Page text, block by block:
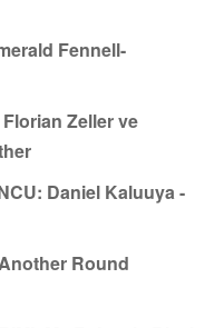
Fennell-
Zeller ve
Daniel Kaluuya -
Round